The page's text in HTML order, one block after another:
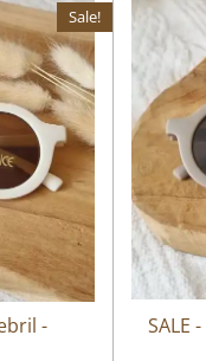
Sale!
-
SALE